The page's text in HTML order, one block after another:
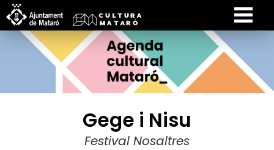
Gege i Nisu
Festival Nosaltres